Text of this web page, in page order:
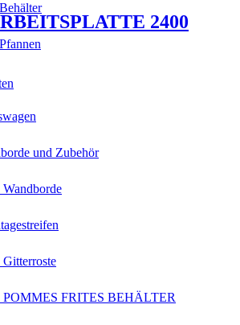
und Zubehör
Wandborde
Gitterroste
POMMES FRITES BEHÄLTER
2400